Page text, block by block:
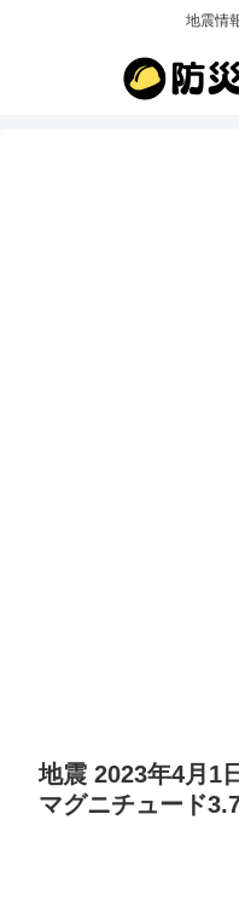
地震情
地震 2023年4月1
マグニチュード